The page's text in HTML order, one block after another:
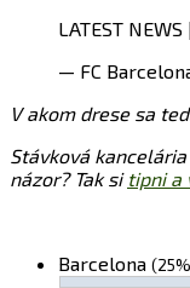
LATEST
— FC
V akom drese sa
Stávková kancelária
názor? Tak si tipni a
Barcelona